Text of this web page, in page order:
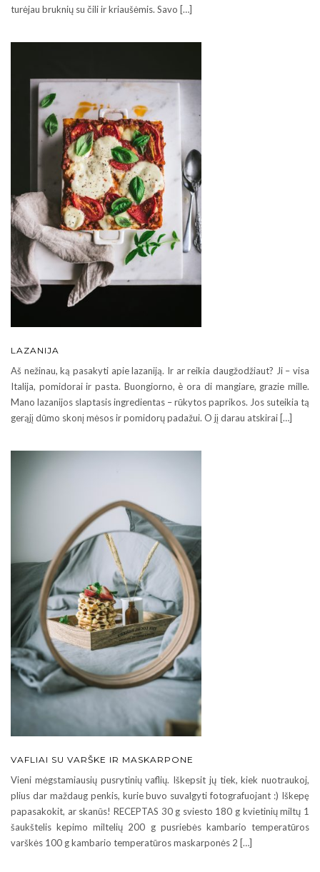
turėjau bruknių su čili ir kriaušėmis. Savo […]
LAZANIJA
Aš nežinau, ką pasakyti apie lazaniją. Ir ar reikia daugžodžiaut? Ji – visa
Italija, pomidorai ir pasta. Buongiorno, è ora di mangiare, grazie mille.
Mano lazanijos slaptasis ingredientas – rūkytos paprikos. Jos suteikia tą
gerąjį dūmo skonį mėsos ir pomidorų padažui. O jį darau atskirai […]
VAFLIAI SU VARŠKE IR MASKARPONE
Vieni mėgstamiausių pusrytinių vaflių. Iškepsit jų tiek, kiek nuotraukoj,
plius dar maždaug penkis, kurie buvo suvalgyti fotografuojant :) Iškepę
papasakokit, ar skanūs! RECEPTAS 30 g sviesto 180 g kvietinių miltų 1
šaukštelis kepimo miltelių 200 g pusriebės kambario temperatūros
varškės 100 g kambario temperatūros maskarponės 2 […]